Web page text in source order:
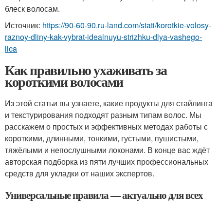
блеск волосам.
Источник: https://90-60-90.ru-land.com/stati/korotkie-volosy-
raznoy-dliny-kak-vybrat-idealnuyu-strizhku-dlya-vashego-
lica
Как правильно ухаживать за
короткими волосами
Из этой статьи вы узнаете, какие продукты для стайлинга
и текстурирования подходят разным типам волос. Мы
расскажем о простых и эффективных методах работы с
короткими, длинными, тонкими, густыми, пушистыми,
тяжёлыми и непослушными локонами. В конце вас ждёт
авторская подборка из пяти лучших профессиональных
средств для укладки от наших экспертов.
Универсальные правила — актуально для всех